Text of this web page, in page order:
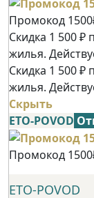
Промокод
Скидка 1 500
жилья.
Скидка 1 500
жилья.
Скрыть
ETO-POVOD
Промокод
ETO-POVOD